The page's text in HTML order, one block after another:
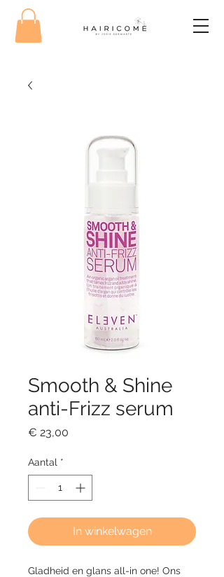
Smooth & Shine
anti-Frizz serum
€ 23,00
Aantal *
In winkelwagen
Gladheid en glans all-in one! Ons